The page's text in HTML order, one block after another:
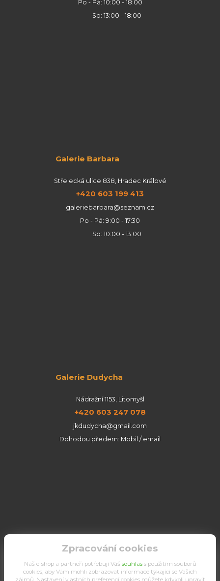
Po - Pá: 10:00 - 18:00
So: 13:00 - 18:00
Galerie Barbara
Střelecká ulice 838, Hradec Králové
+420 603 199 413
galeriebarbara@seznam.cz
Po - Pá: 9:00 - 17:30
So: 10:00 - 13:00
Galerie Dudycha
Nádražní 1153, Litomyšl
+420 603 247 078
jkdudycha@gmail.com
Dohodou předem: Mobil / email
Zpracování cookies
Náš e-shop a partneři potřebují Váš souhlass použitím souborů
cookies, aby Vám mohli zobrazovat informace týkající se Vašich